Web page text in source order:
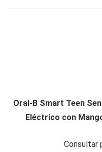
Oral-B Smart Teen
Eléctrico con
Consultar